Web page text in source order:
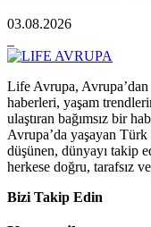
03.08.2026
Life Avrupa, Avrupa’dan
haberleri, yaşam
ulaştıran bağımsız bir
Avrupa’da yaşayan
düşünen, dünyayı takip
herkese doğru, tarafsız
Bizi Takip Edin